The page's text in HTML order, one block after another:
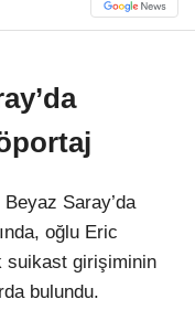
Saray’da
oğlu Eric
suikast girişiminin
bulundu.